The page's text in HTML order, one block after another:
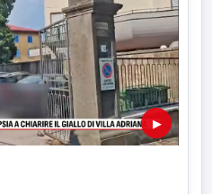
▶